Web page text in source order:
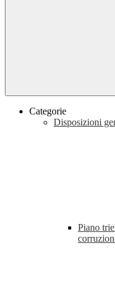
Categorie
Disposizioni
Piano